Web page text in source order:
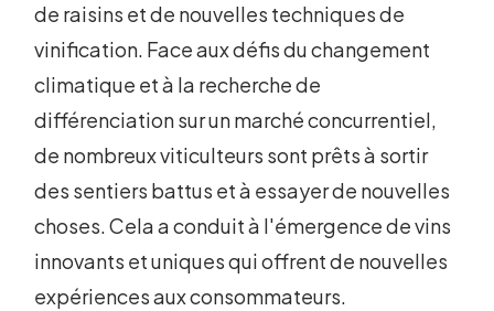
de raisins et de nouvelles techniques de
vinification. Face aux défis du changement
climatique et à la recherche de
différenciation sur un marché concurrentiel,
de nombreux viticulteurs sont prêts à sortir
des sentiers battus et à essayer de nouvelles
choses. Cela a conduit à l'émergence de vins
innovants et uniques qui offrent de nouvelles
expériences aux consommateurs.